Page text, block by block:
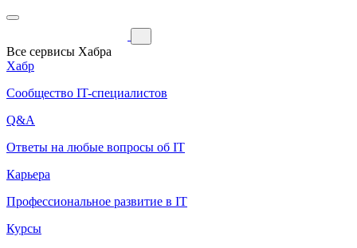
Все сервисы Хабра
Хабр
Сообщество IT-специалистов
Q&A
Ответы на любые вопросы об IT
Карьера
Профессиональное развитие в IT
Курсы